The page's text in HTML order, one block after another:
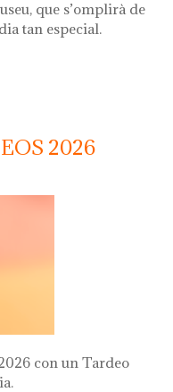
que s’omplirà de
tan especial.
2026
con un Tardeo